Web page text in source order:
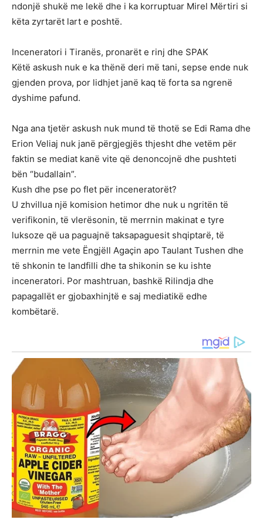
ndonjë shukë me lekë dhe i ka korruptuar Mirel Mërtiri si
këta zyrtarët lart e poshtë.
Inceneratori i Tiranës, pronarët e rinj dhe SPAK
Këtë askush nuk e ka thënë deri më tani, sepse ende nuk
gjenden prova, por lidhjet janë kaq të forta sa ngrenë
dyshime pafund.
Nga ana tjetër askush nuk mund të thotë se Edi Rama dhe
Erion Veliaj nuk janë përgjegjës thjesht dhe vetëm për
faktin se mediat kanë vite që denoncojnë dhe pushteti
bën “budallain”.
Kush dhe pse po flet për inceneratorët?
U zhvillua një komision hetimor dhe nuk u ngritën të
verifikonin, të vlerësonin, të merrnin makinat e tyre
luksoze që ua paguajnë taksapaguesit shqiptarë, të
merrnin me vete Ëngjëll Agaçin apo Taulant Tushen dhe
të shkonin te landfilli dhe ta shikonin se ku ishte
inceneratori. Por mashtruan, bashkë Rilindja dhe
papagallët er gjobaxhinjtë e saj mediatikë edhe
kombëtarë.